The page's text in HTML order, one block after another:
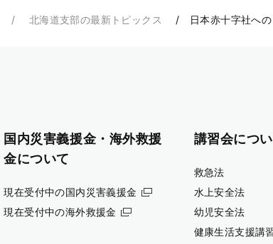
北海道支部の最新トピックス 日本赤十字社へ
国内災害義援金・海外救援
金について
現在受付中の国内災害義援金
現在受付中の海外救援金
講習会につ
救急法
水上安全法
幼児安全法
健康生活支援講